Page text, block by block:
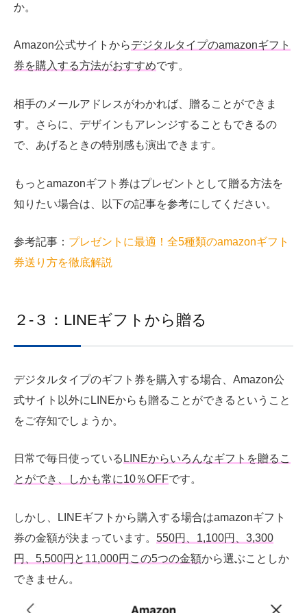
か。
Amazon公式サイトからデジタルタイプのamazonギフト
券を購入する方法がおすすめです。
相手のメールアドレスがわかれば、贈ることができま
す。さらに、デザインもアレンジすることもできるの
で、 あげるときの特別感も演出できます。
もっとamazonギフト券はプレゼントとして贈る方法を
知りたい場合は、以下の記事を参考にしてください。
参考記事： プレゼントに最適！全5種類のamazonギフト
券送り方を徹底解説
２-３：LINEギフトから贈る
デジタルタイプのギフト券を購入する場合、Amazon公
式サイト以外にLINEからも贈ることができるということ
をご存知でしょうか。
日常で毎日使っている LINEからいろんなギフトを贈るこ
とができ、しかも常に10％OFFです。
しかし、LINEギフトから購入する場合はamazonギフト
券の金額が決まっています。 550円、1,100円、3,300
円、5,500円と11,000円この5つの金額から選ぶことしか
できません。